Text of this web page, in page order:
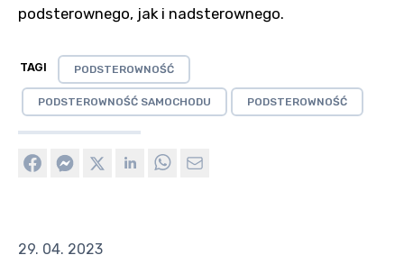
podsterownego, jak i nadsterownego.
TAGI PODSTEROWNOŚĆ
PODSTEROWNOŚĆ SAMOCHODU PODSTEROWNOŚĆ
29. 04. 2023